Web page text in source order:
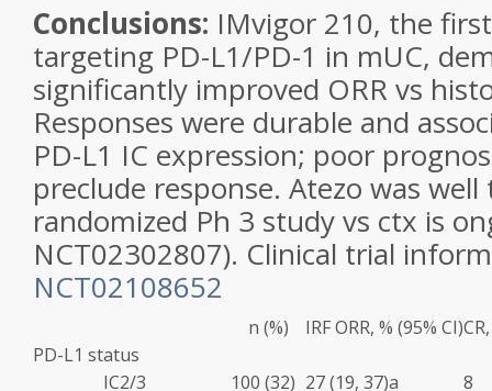
Conclusions: IMvigor 210, the
targeting PD-L1/PD-1 in mUC,
significantly improved ORR vs
Responses were durable and
PD-L1 IC expression; poor
preclude response. Atezo was
randomized Ph 3 study vs ctx is
NCT02302807). Clinical trial
NCT02108652
n (%) IRF ORR, % (95% CI)
PD-L1 status
IC2/3
100 (32) 27 (19, 37)a
8